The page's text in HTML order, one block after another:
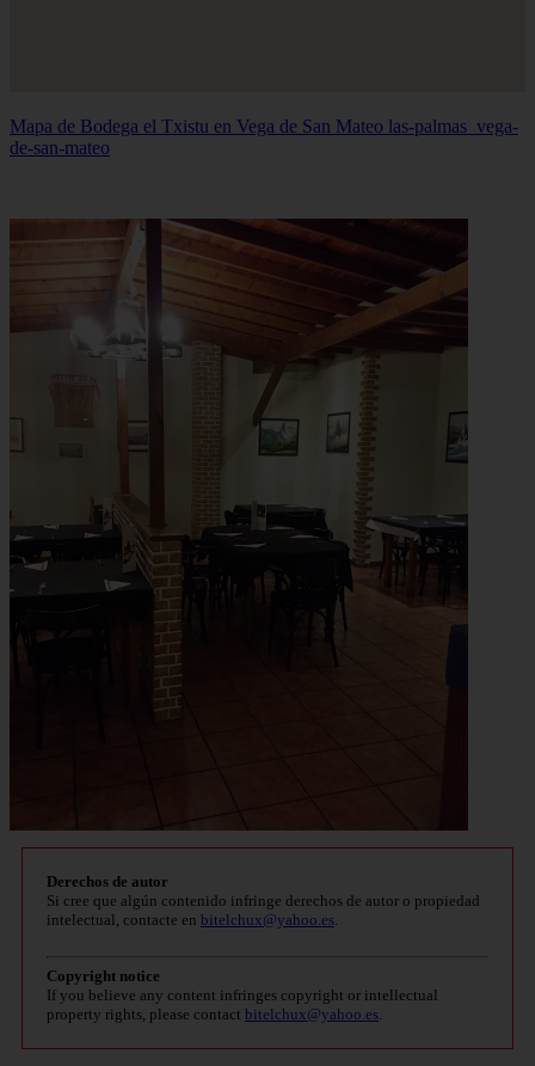
Mapa de Bodega el Txistu en Vega de San Mateo las-palmas_vega-
de-san-mateo
Derechos de autor
Si cree que algún contenido infringe derechos de autor o propiedad
intelectual, contacte en bitelchux@yahoo.es
Copyright notice
If you believe any content infringes copyright or intellectual
property rights, please contact bitelchux@yahoo.es